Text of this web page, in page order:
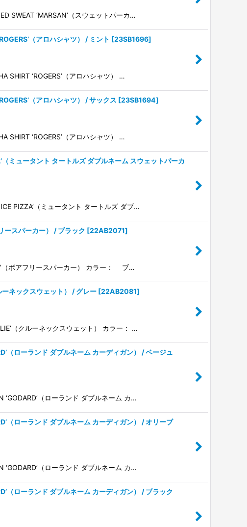
SWEAT ‘MARSAN’（スウェットパーカ…
（アロハシャツ） / ミント [23SB1696]
‘ROGERS’（アロハシャツ） …
（アロハシャツ） / サックス [23SB1694]
‘ROGERS’（アロハシャツ） …
ミュータント タートルズ ダブルネーム スウェットパーカ
PIZZA’（ミュータント タートルズ ダブ…
スパーカー） / ブラック [22AB2071]
（ボアフリースパーカー） カラー： ブ…
ネックスウェット） / グレー [22AB2081]
（クルーネックスウェット） カラー： …
ローランド ダブルネーム カーディガン） / ベージュ
（ローランド ダブルネーム カ…
ローランド ダブルネーム カーディガン） / オリーブ
（ローランド ダブルネーム カ…
ローランド ダブルネーム カーディガン） / ブラック